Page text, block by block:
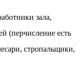
зала,
(перчисление есть
стропальщики,